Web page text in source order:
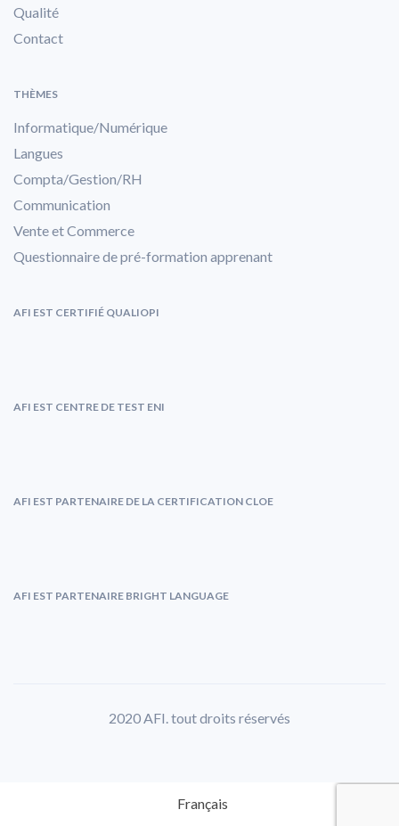
Qualité
Contact
THÈMES
Informatique/Numérique
Langues
Compta/Gestion/RH
Communication
Vente et Commerce
Questionnaire de pré-formation apprenant
AFI EST CERTIFIÉ QUALIOPI
AFI EST CENTRE DE TEST ENI
AFI EST PARTENAIRE DE LA CERTIFICATION CLOE
AFI EST PARTENAIRE BRIGHT LANGUAGE
2020 AFI. tout droits réservés
Français